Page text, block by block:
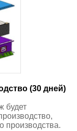
(30 дней)
будет
производства.